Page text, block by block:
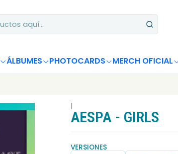
ÁLBUMES PHOTOCARDS MERCH OFICIAL
|
AESPA - GIRLS
VERSIONES